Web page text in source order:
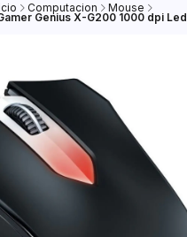
Computacion Mouse
Genius X-G200 1000 dpi Led